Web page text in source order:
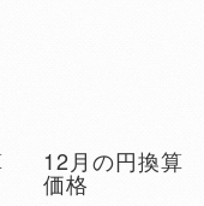
12月の円換算
価格